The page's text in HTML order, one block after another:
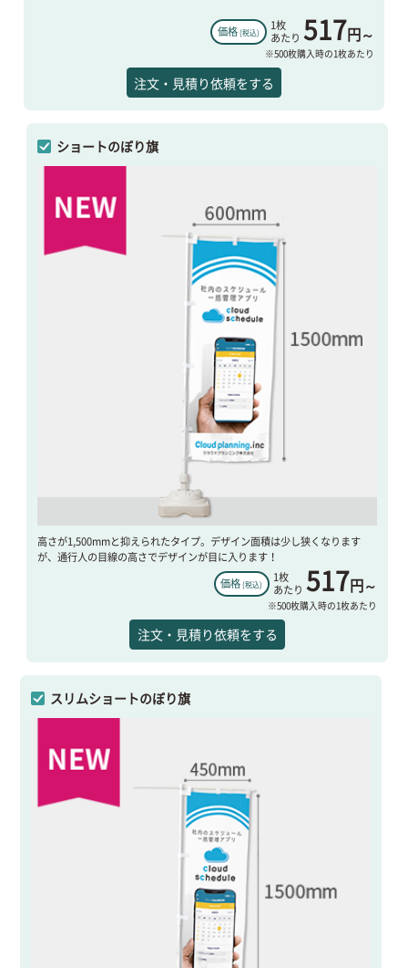
価格(税込)
1枚
あたり 517円～
※500枚購入時の1枚あたり
注文・見積り依頼をする
ショートのぼり旗
高さが1,500mmと抑えられたタイプ。デザイン面積は少し狭くなります
が、通行人の目線の高さでデザインが目に入ります！
価格(税込)
1枚
あたり 517円～
※500枚購入時の1枚あたり
注文・見積り依頼をする
スリムショートのぼり旗